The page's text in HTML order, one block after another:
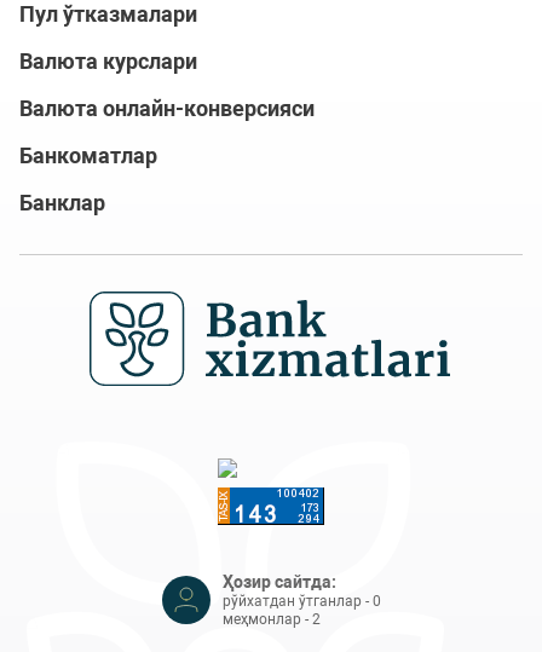
Пул ўтказмалари
Валюта курслари
Валюта онлайн-конверсияси
Банкоматлар
Банклар
Ҳозир сайтда:
рўйхатдан ўтганлар - 0
меҳмонлар - 2